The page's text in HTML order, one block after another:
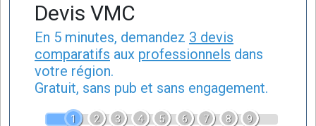
Devis VMC
En 5 minutes, demandez 3 devis
comparatifs aux professionnels dans
votre région.
Gratuit, sans pub et sans engagement.
1 2 3 4 5 6 7 8 9